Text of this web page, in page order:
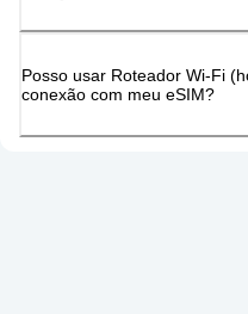
Posso usar Roteador Wi-Fi
conexão com meu eSIM?